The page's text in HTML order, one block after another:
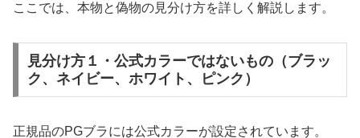
ここでは、本物と偽物の見分け方を詳しく解説します。
見分け方１・公式カラーではないもの（ブラッ
ク、ネイビー、ホワイト、ピンク）
正規品のPGブラには公式カラーが設定されています。